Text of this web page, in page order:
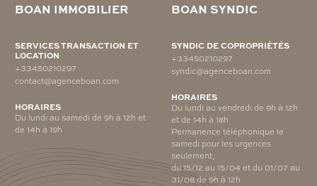
BOAN IMMOBILIER
SERVICES TRANSACTION ET
LOCATION
+33450210297
contact@agenceboan.com
HORAIRES
Du lundi au samedi de 9h à 12h et
de 14h à 19h
BOAN SYNDIC
SYNDIC DE COPROPRIÉTÉS
+33450210297
syndic@agenceboan.com
HORAIRES
Du lundi au vendredi de 9h à 12h
et de 14h à 18h
Permanence téléphonique le
samedi pour les urgences
seulement,
du 15/12 au 15/04 et du 01/07 au
31/08 de 9h à 12h